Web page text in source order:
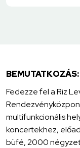
BEMUTATKOZÁS:
Fedezze fel a Riz
multifunkcionális
koncertekhez,
büfé, 2000